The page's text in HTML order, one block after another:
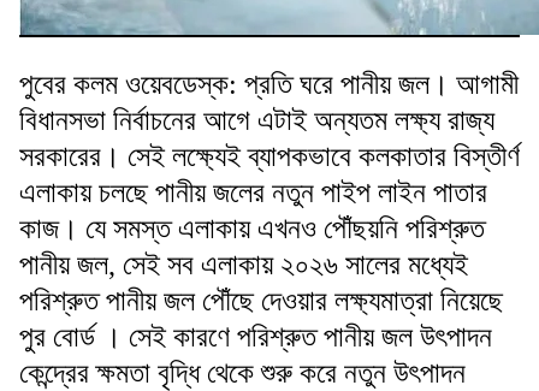
পুবের কলম ওয়েবডেস্ক: প্রতি ঘরে পানীয় জল। আগামী
বিধানসভা নির্বাচনের আগে এটাই অন্যতম লক্ষ্য রাজ্য
সরকারের। সেই লক্ষ্যেই ব্যাপকভাবে কলকাতার বিস্তীর্ণ
এলাকায় চলছে পানীয় জলের নতুন পাইপ লাইন পাতার
কাজ। যে সমস্ত এলাকায় এখনও পৌঁছয়নি পরিশ্রুত
পানীয় জল, সেই সব এলাকায় ২০২৬ সালের মধ্যেই
পরিশ্রুত পানীয় জল পৌঁছে দেওয়ার লক্ষ্যমাত্রা নিয়েছে
পুর বোর্ড । সেই কারণে পরিশ্রুত পানীয় জল উৎপাদন
কেন্দ্রের ক্ষমতা বৃদ্ধি থেকে শুরু করে নতুন উৎপাদন